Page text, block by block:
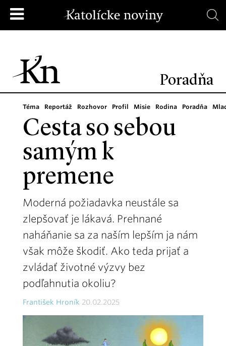
Poradňa
Téma Reportáž Rozhovor Profil Misie Rodina Poradňa
Cesta so sebou
samým k
premene
Moderná požiadavka neustále sa
zlepšovať je lákavá. Prehnané
naháňanie sa za naším lepším ja nám
však môže škodiť. Ako teda prijať a
zvládať životné výzvy bez
podľahnutia okoliu?
František Hroník 20.02.2025